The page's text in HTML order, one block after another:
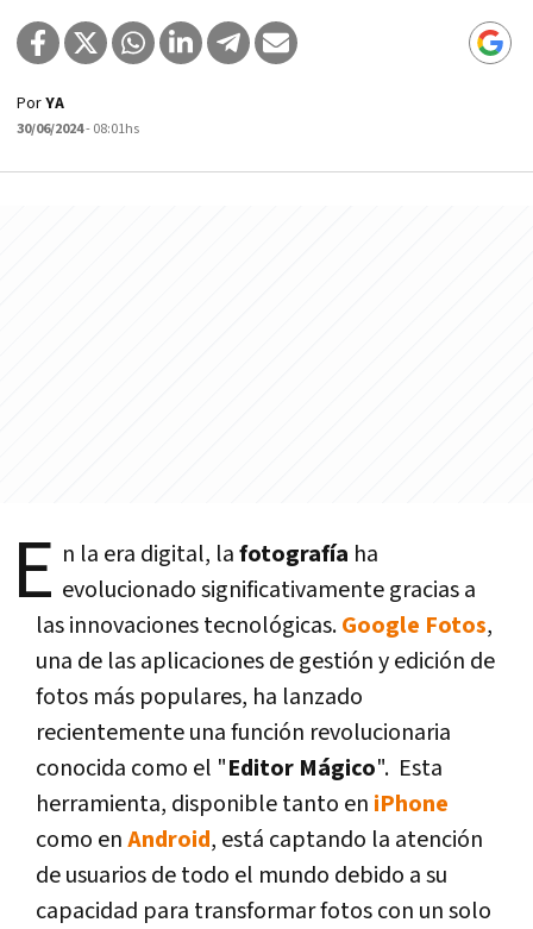
PorYA
30/06/2024- 08:01hs
E n la era digital, lafotografía ha
evolucionado significativamente gracias a
las innovaciones tecnológicas.Google Fotos,
una de las aplicaciones de gestión y edición de
fotos más populares, ha lanzado
recientemente una función revolucionaria
conocida como el "Editor Mágico". Esta
herramienta, disponible tanto en iPhone
como enAndroid, está captando la atención
de usuarios de todo el mundo debido a su
capacidad para transformar fotos con un solo